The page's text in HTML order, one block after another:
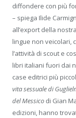
diffondere con più
– spiega Ilide
all’export della
lingue non veicolari,
l’attività di scout e
libri italiani fuori dai
case editrici più
vita sessuale di
del Messico di Gian
edizioni, hanno